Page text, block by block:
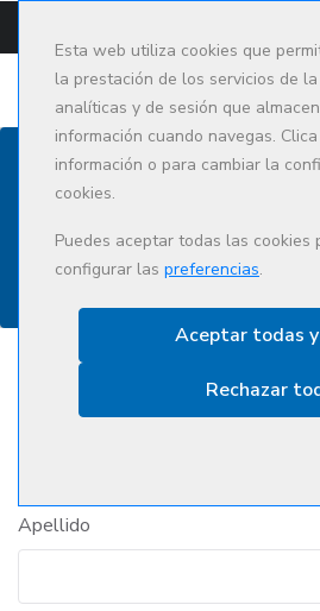
Esta web utiliza cookies que
la prestación de los servicios de
analíticas y de sesión que
información cuando navegas. Clica
información o para cambiar la
cookies.
Puedes aceptar todas las cookies
configurar las preferencias.
Aceptar todas
Rechazar
Contacto
Nombre
Apellido